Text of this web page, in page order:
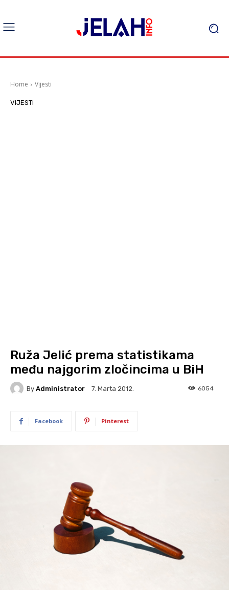
Home Vijesti
VIJESTI
Ruža Jelić prema statistikama
među najgorim zločincima u BiH
By Administrator 7. Marta 2012. 6054
Facebook Pinterest